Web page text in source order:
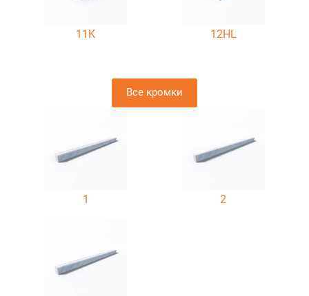
11K 12HL
Все кромки
1 2